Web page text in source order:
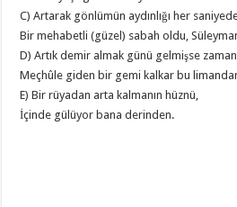
C) Artarak gönlümün aydınlığı her
Bir mehabetli (güzel) sabah oldu,
D) Artık demir almak günü gelmişse
Meçhûle giden bir gemi kalkar bu
E) Bir rüyadan arta kalmanın hüznü,
İçinde gülüyor bana derinden.